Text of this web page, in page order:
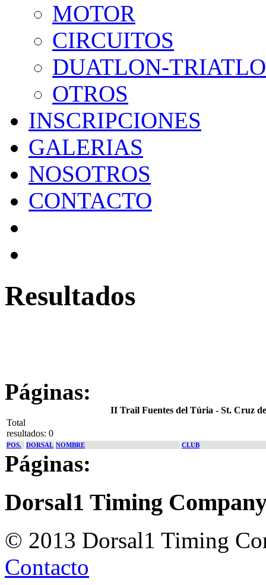
MOTOR
CIRCUITOS
DUATLON-
OTROS
INSCRIPCIONES
GALERIAS
NOSOTROS
CONTACTO
Resultados
Páginas:
II Trail Fuentes del Túria - St. Cruz
Total
resultados: 0
POS. DORSAL NOMBRE CLUB
Páginas:
Dorsal1 Timing
© 2013 Dorsal1 Timing
Contacto